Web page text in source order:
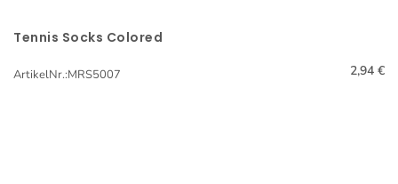
Tennis Socks Colored
ArtikelNr.:MRS5007 2,94 €